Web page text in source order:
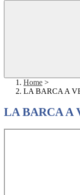
Home >
LA BARCA A
LA BARCA A